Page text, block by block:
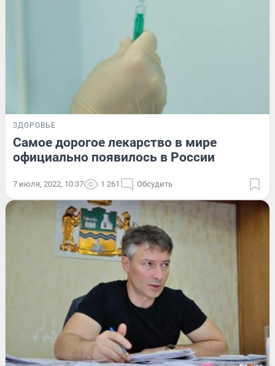
ЗДОРОВЬЕ
Самое дорогое лекарство в мире
официально появилось в России
7 июля, 2022, 10:37 1 261 Обсудить